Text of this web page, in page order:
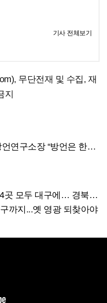
기사 전체보기
무단전재 및 수집, 재
지
보물창고다. 대구에 ‘방언박물관’ 세워야”
에… 경북은 골든타임 사각지대
까지...옛 영광 되찾아야